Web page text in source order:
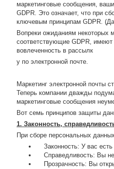
маркетинговые сообщения,
GDPR. Это означает, что при
ключевым принципам GDPR.
Вопреки ожиданиям некоторых
соответствующие GDPR, имеют
вовлеченность в рассылк
у по электронной почте.
Маркетинг электронной почты
Теперь компании дважды
маркетинговые сообщения
Вот семь принципов защиты
1. Законность,
При сборе персональных
Законность: У вас есть
Справедливость: Вы не
Прозрачность: Вы